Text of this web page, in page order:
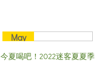
May
2022
今夏喝吧！2022迷客夏夏季